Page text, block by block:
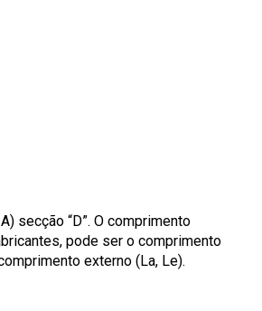
secção “D”. O comprimento
pode ser o comprimento
externo (La, Le).